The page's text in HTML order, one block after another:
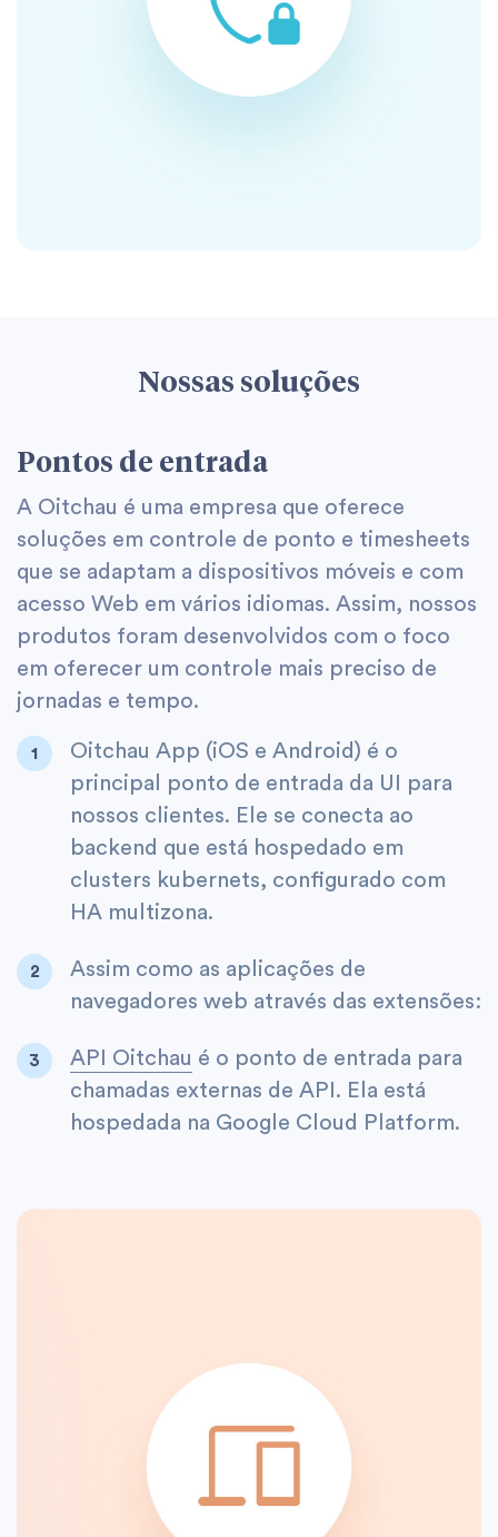
Nossas soluções
Pontos de entrada
A Oitchau é uma empresa que oferece
soluções em controle de ponto e timesheets
que se adaptam a dispositivos móveis e com
acesso Web em vários idiomas. Assim, nossos
produtos foram desenvolvidos com o foco
em oferecer um controle mais preciso de
jornadas e tempo.
Oitchau App (iOS e Android) é o
principal ponto de entrada da UI para
nossos clientes. Ele se conecta ao
backend que está hospedado em
clusters kubernets, configurado com
HA multizona.
Assim como as aplicações de
navegadores web através das extensões:
API Oitchau é o ponto de entrada para
chamadas externas de API. Ela está
hospedada na Google Cloud Platform.